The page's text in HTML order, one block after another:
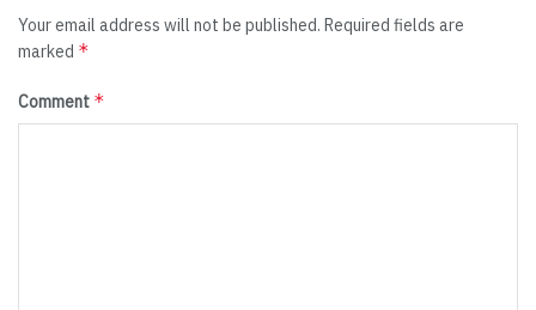
Your email address will not be published. Required fields are
marked *
Comment *